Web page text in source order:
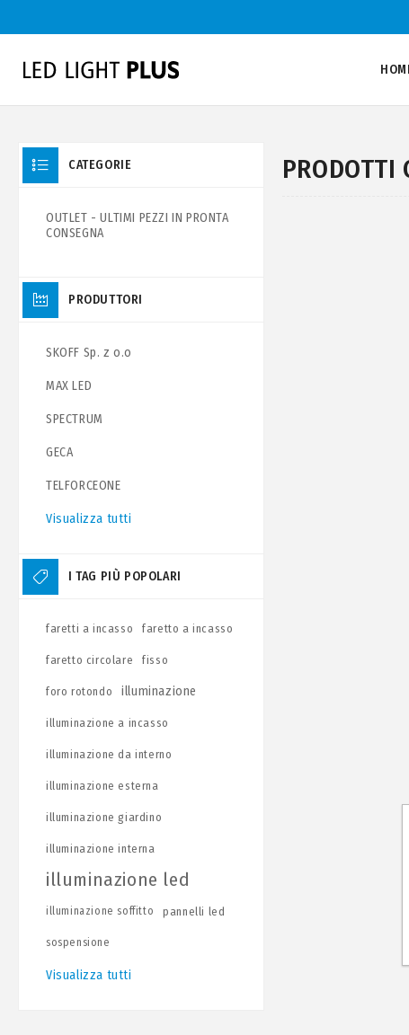
PRODOTTI
CATEGORIE
OUTLET - ULTIMI PEZZI IN PRONTA
CONSEGNA
PRODUTTORI
SKOFF Sp. z o.o
MAX LED
SPECTRUM
GECA
TELFORCEONE
Visualizza tutti
I TAG PIÙ POPOLARI
faretti a incasso faretto a incasso
faretto circolare fisso
foro rotondo illuminazione
illuminazione a incasso
illuminazione da interno
illuminazione esterna
illuminazione giardino
illuminazione interna
illuminazione led
illuminazione soffitto pannelli led
sospensione
Visualizza tutti